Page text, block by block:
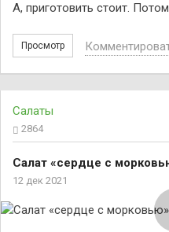
А, приготовить стоит.
Просмотр
Салаты
2864
Салат «сердце с
12 дек 2021